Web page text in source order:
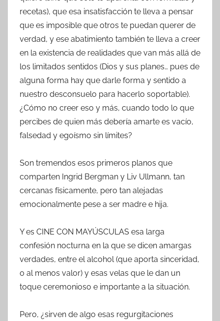
recetas), que esa insatisfacción te lleva a pensar
que es imposible que otros te puedan querer de
verdad, y ese abatimiento también te lleva a creer
en la existencia de realidades que van más allá de
los limitados sentidos (Dios y sus planes… pues de
alguna forma hay que darle forma y sentido a
nuestro desconsuelo para hacerlo soportable).
¿Cómo no creer eso y más, cuando todo lo que
percibes de quien más debería amarte es vacío,
falsedad y egoísmo sin límites?
Son tremendos esos primeros planos que
comparten Ingrid Bergman y Liv Ullmann, tan
cercanas físicamente, pero tan alejadas
emocionalmente pese a ser madre e hija.
Y es CINE CON MAYÚSCULAS esa larga
confesión nocturna en la que se dicen amargas
verdades, entre el alcohol (que aporta sinceridad,
o al menos valor) y esas velas que le dan un
toque ceremonioso e importante a la situación.
Pero, ¿sirven de algo esas regurgitaciones